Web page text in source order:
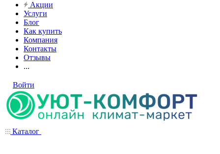
Акции
Услуги
Блог
Как купить
Компания
Контакты
Отзывы
...
Войти
Каталог